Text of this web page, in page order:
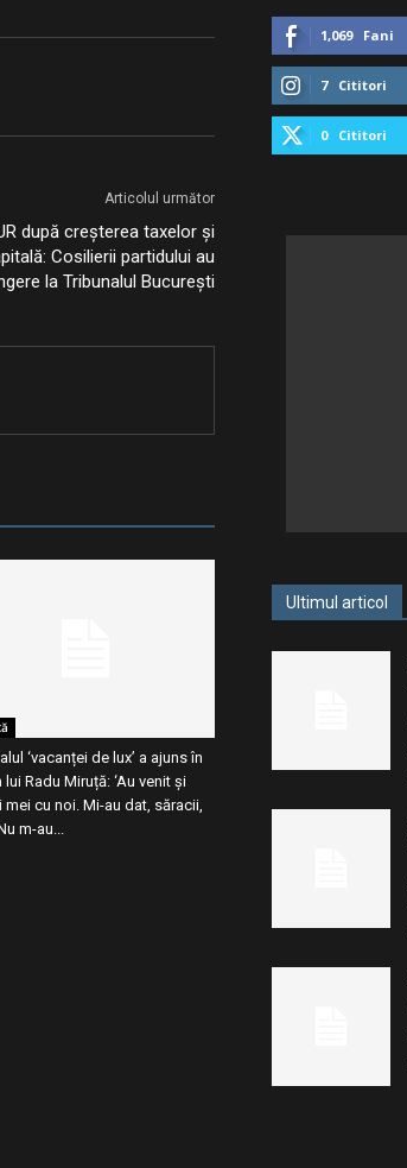
Articolul următor
după creșterea taxelor și
Cosilierii partidului au
la Tribunalul București
‘vacanței de lux’ a ajuns în
Radu Miruță: ‘Au venit și
mei cu noi. Mi-au dat, săracii,
m-au...
1,069 Fani
7 Cititori
0 Cititori
Ultimul articol